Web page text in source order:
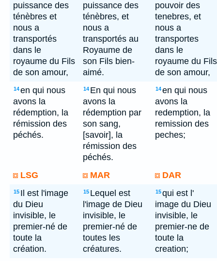
puissance des
ténèbres et
nous a
transportés
dans le
royaume du Fils
de son amour,
puissance des
ténèbres, et
nous a
transportés au
Royaume de
son Fils bien-
aimé.
pouvoir des
tenebres, et
nous a
transportes
dans le
royaume du Fils
de son amour,
14en qui nous
avons la
rédemption, la
rémission des
péchés.
14 En qui nous
avons la
rédemption par
son sang,
[savoir], la
rémission des
péchés.
14en qui nous
avons la
redemption, la
remission des
peches;
LSG MAR DAR
15 Il est l'image
du Dieu
invisible, le
premier-né de
toute la
création.
15 Lequel est
l'image de Dieu
invisible, le
premier-né de
toutes les
créatures.
15qui est l'
image du Dieu
invisible, le
premier-ne de
toute la
creation;